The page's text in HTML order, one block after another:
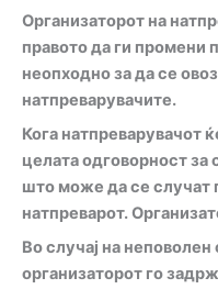
Организаторот на
правото да ги промени
неопходно за да се
натпреварувачите.
Кога натпреварувачот
целата одговорност за
што може да се случат
натпреварот.
Во случај на
организаторот го